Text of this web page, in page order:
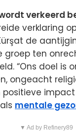
verkeerd
verklaring
de
groep ten
“Ons doel is
ongeacht
positieve
mentale
▼ Ad by Refinery89